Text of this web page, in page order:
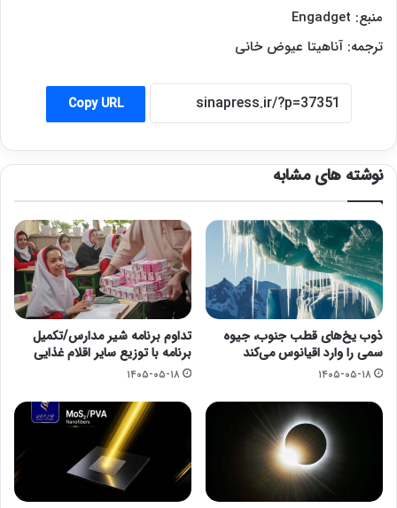
منبع: Engadget
ترجمه: آناهیتا عیوض خانی
Copy URL
نوشته های مشابه
ذوب یخ‌های قطب جنوب، جیوه
سمی را وارد اقیانوس می‌کند
۱۴۰۵-۰۵-۱۸
تداوم برنامه شیر مدارس/تکمیل
برنامه با توزیع سایر اقلام غذایی
۱۴۰۵-۰۵-۱۸